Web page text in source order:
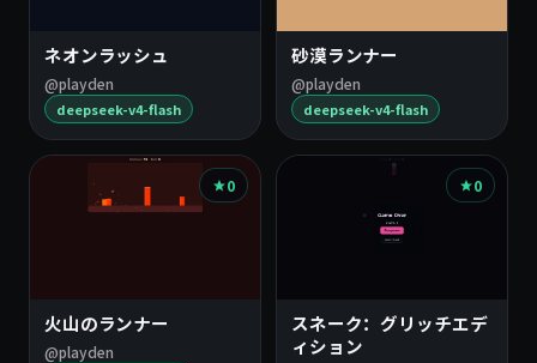
ネオンラッシュ
@playden
deepseek-v4-flash
砂漠ランナー
@playden
deepseek-v4-flash
0
火山のランナー
@playden
0
スネーク：グリッチエデ
ィション